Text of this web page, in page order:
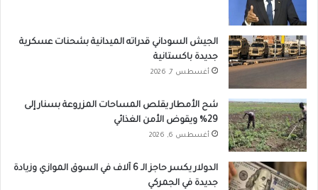
الجيش السوداني قدراته الميدانية بشحنات عسكرية
جديدة باكستانية
أغسطس 7, 2026
شح الأمطار يقلص المساحات المزروعة بسنار إلى
29% ويقوض الأمن الغذائي
أغسطس 6, 2026
الدولار يكسر حاجز الـ 6 آلاف في السوق الموازي وزيادة
جديدة في الجمركي